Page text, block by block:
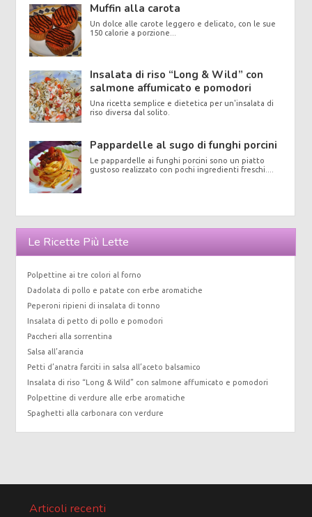
Muffin alla carota
Un dolce alle carote leggero e delicato, con le sue
150 calorie a porzione...
Insalata di riso “Long & Wild” con
salmone affumicato e pomodori
Una ricetta semplice e dietetica per un'insalata di
riso diversa dal solito.
Pappardelle al sugo di funghi porcini
Le pappardelle ai funghi porcini sono un piatto
gustoso realizzato con pochi ingredienti freschi....
Le Ricette Più Lette
Polpettine ai tre colori al forno
Dadolata di pollo e patate con erbe aromatiche
Peperoni ripieni di insalata di tonno
Insalata di petto di pollo e pomodori
Paccheri alla sorrentina
Salsa all’arancia
Petti d’anatra farciti in salsa all’aceto balsamico
Insalata di riso “Long & Wild” con salmone affumicato e pomodori
Polpettine di verdure alle erbe aromatiche
Spaghetti alla carbonara con verdure
Articoli recenti